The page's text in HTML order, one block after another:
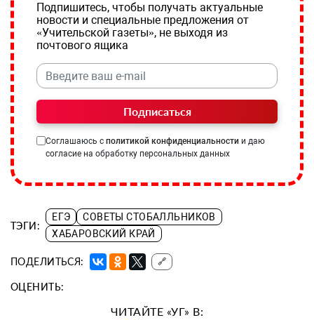
Подпишитесь, чтобы получать актуальные
новости и специальные предложения от
«Учительской газеты», не выходя из
почтового ящика
Подписаться
Соглашаюсь с политикой конфиденциальности и даю
согласие на обработку персональных данных
ТЭГИ:
ЕГЭ
СОВЕТЫ СТОБАЛЛЬНИКОВ
ХАБАРОВСКИЙ КРАЙ
ПОДЕЛИТЬСЯ: 🔗
ОЦЕНИТЬ:
ЧИТАЙТЕ «УГ» В: